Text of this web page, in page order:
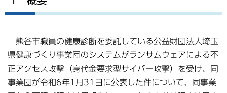
熊谷市職員の健康診断を委託している公益財団法人埼玉
県健康づくり事業団のシステムがランサムウェアによる不
正アクセス攻撃（身代金要求型サイバー攻撃）を受け、同
事業団が令和6年1月31日に公表した件について、同事業